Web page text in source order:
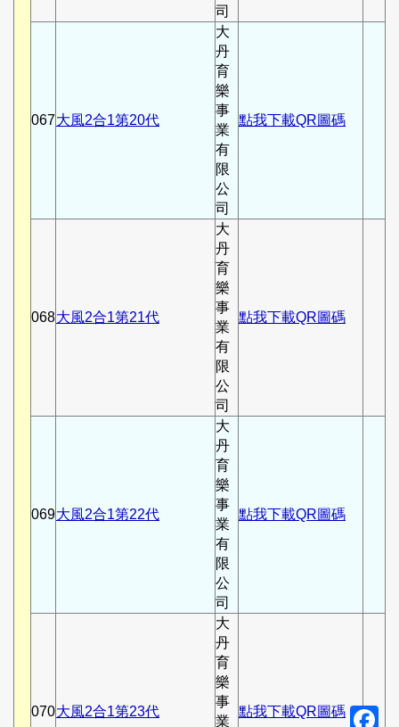
司
067大風2合1第20代
大
丹
育
樂
事
業
有
限
公
司
點我下載QR圖碼
068大風2合1第21代
大
丹
育
樂
事
業
有
限
公
司
點我下載QR圖碼
069大風2合1第22代
大
丹
育
樂
事
業
有
限
公
司
點我下載QR圖碼
070大風2合1第23代
大
丹
育
樂
事
業
點我下載QR圖碼